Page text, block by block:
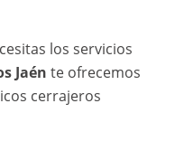
los servicios
Jaén te ofrecemos
cerrajeros